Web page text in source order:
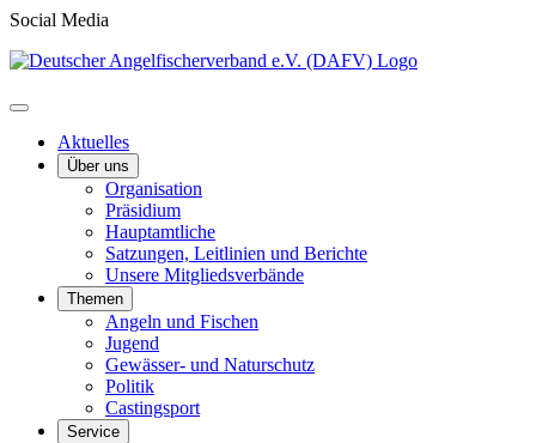
Social Media
Aktuelles
Über uns
Organisation
Präsidium
Hauptamtliche
Satzungen, Leitlinien und Berichte
Unsere Mitgliedsverbände
Themen
Angeln und Fischen
Jugend
Gewässer- und Naturschutz
Politik
Castingsport
Service